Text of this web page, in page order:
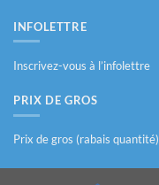
INFOLETTRE
Inscrivez-vous à l’infolettre
PRIX DE GROS
Prix de gros (rabais quantité)